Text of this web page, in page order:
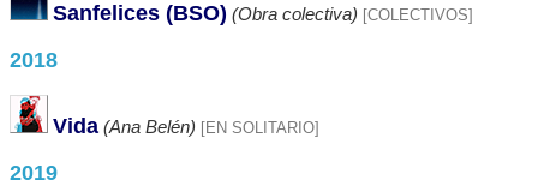
Sanfelices (BSO) (Obra colectiva) [COLECTIVOS]
2018
Vida (Ana Belén) [EN SOLITARIO]
2019